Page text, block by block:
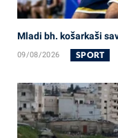
Mladi bh. košarkaši
09/08/2026 SPORT